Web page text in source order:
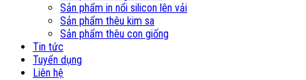
Sản phẩm in nổi silicon lên vải
Sản phẩm thêu kim sa
Sản phẩm thêu con giống
Tin tức
Tuyển dụng
Liên hệ